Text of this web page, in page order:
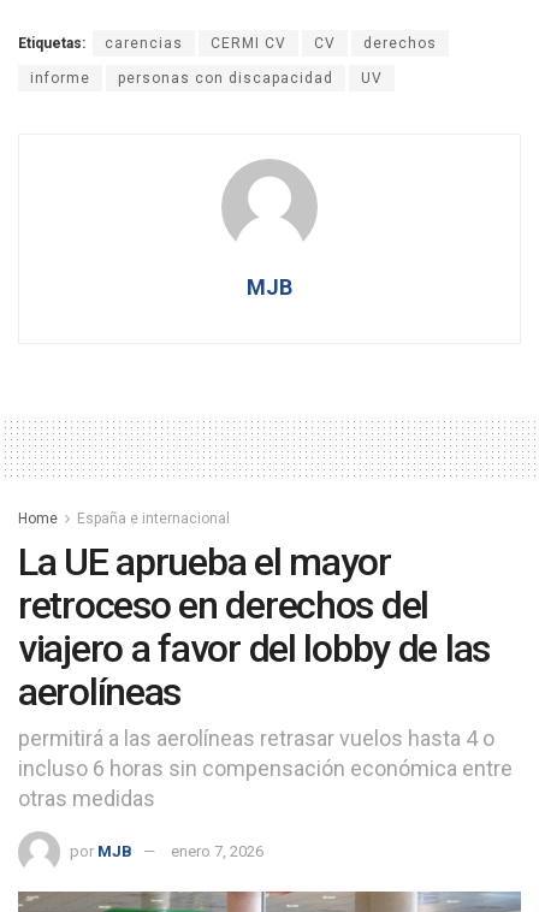
Etiquetas: carencias CERMI CV CV derechos
informe personas con discapacidad UV
MJB
Home España e internacional
La UE aprueba el mayor
retroceso en derechos del
viajero a favor del lobby de las
aerolíneas
permitirá a las aerolíneas retrasar vuelos hasta 4 o
incluso 6 horas sin compensación económica entre
otras medidas
por MJB enero 7, 2026